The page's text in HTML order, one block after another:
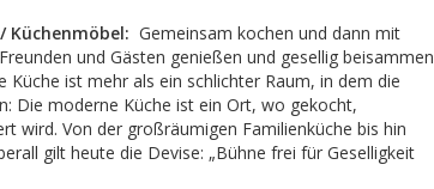
Küchenmöbel: Gemeinsam kochen und dann mit
und Gästen genießen und gesellig beisammen
Küche ist mehr als ein schlichter Raum, in dem die
Die moderne Küche ist ein Ort, wo gekocht,
wird. Von der großräumigen Familienküche bis hin
gilt heute die Devise: „Bühne frei für Geselligkeit